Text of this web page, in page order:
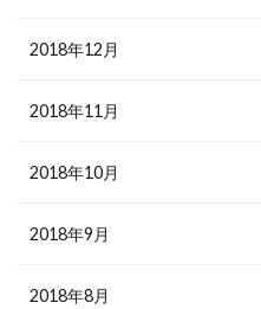
2018年12月
2018年11月
2018年10月
2018年9月
2018年8月